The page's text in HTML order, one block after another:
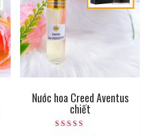
Nước hoa Creed Aventus
chiết